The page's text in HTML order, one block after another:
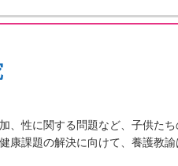
、性に関する問題など、子供た
康課題の解決に向けて、養護教諭